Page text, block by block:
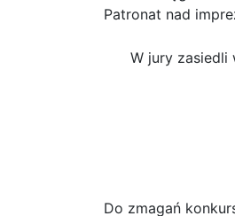
Patronat nad
W jury zasiedli
Do zmagań